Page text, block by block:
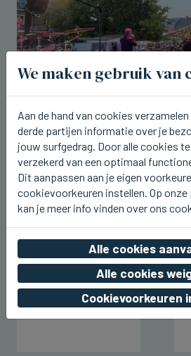
ICHTEGEM
U2.be op de planken bij
in Ichtegem
vr 07 augustus 2026, 22:42
We maken gebruik van
Aan de hand van cookies
derde partijen informatie over je
jouw surfgedrag. Door alle cookies
verzekerd van een optimaal
Dit aanpassen aan je eigen
cookievoorkeuren instellen. Op
kan je meer info vinden over ons
Alle cookies
Alle cookies
Cookievoorkeuren